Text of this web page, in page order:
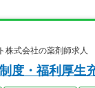
式会社の薬剤師求人
制度・福利厚